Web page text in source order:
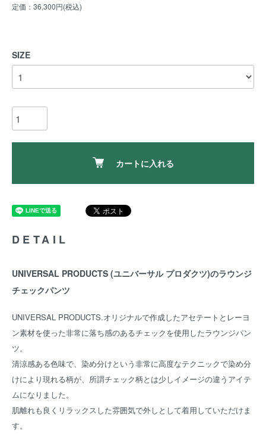
定価：36,300円(税込)
SIZE
カートに入れる
DETAIL
UNIVERSAL PRODUCTS (ユニバーサル プロダクツ)のラウンジ
チェックパンツ
UNIVERSAL PRODUCTS.オリジナルで作成したアセテートとレーヨ
ン素材を使った非常に落ち感のあるチェックを使用したラウンジパン
ツ。
清涼感ある色味で、染め分けという非常に高度なテクニックで染め分
けにより現れる柄が、所謂チェック柄とは少しイメージの違うアイテ
ムになりました。
肌離れも良くリラックスした雰囲気で外しとして着用していただけま
す。